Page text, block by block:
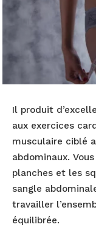
Il produit
aux exercices
musculaire ciblé
abdominaux.
planches et les
sangle
travailler
équilibrée.